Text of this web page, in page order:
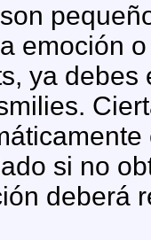
emoción
ya
si no
deberá